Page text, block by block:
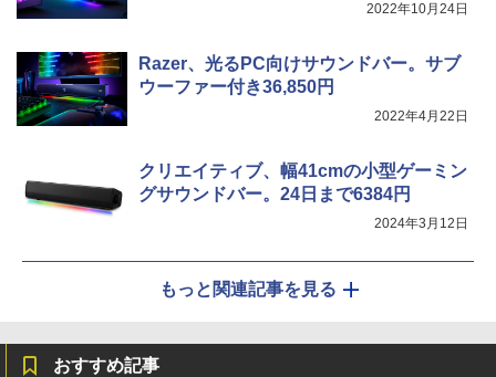
2022年10月24日
Razer、光るPC向けサウンドバー。サブ
ウーファー付き36,850円
2022年4月22日
クリエイティブ、幅41cmの小型ゲーミン
グサウンドバー。24日まで6384円
2024年3月12日
もっと関連記事を見る
おすすめ記事